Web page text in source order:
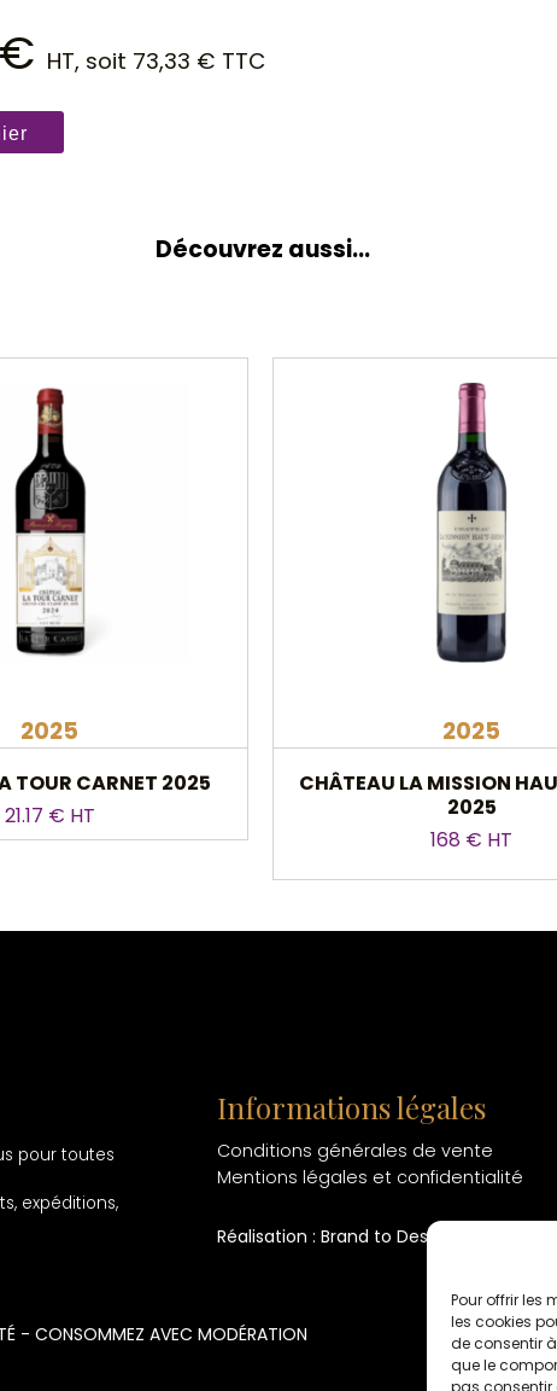
Pour offrir les
les cookies
de consentir
que le
pas consentir
€ HT, soit 73,33 € TTC
Découvrez aussi...
2025
TOUR CARNET 2025
21.17 € HT
2025
CHÂTEAU LA MISSION
2025
168 € HT
pour toutes
expéditions,
Informations légales
Conditions générales de vente
Mentions légales et confidentialité
Réalisation : Brand to Design
- CONSOMMEZ AVEC MODÉRATION